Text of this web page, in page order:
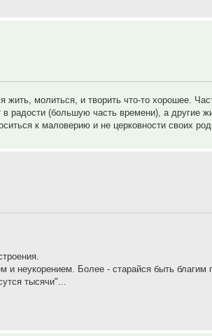
молиться, и творить что-то хорошее.
радости (большую часть времени), а другие
к маловерию и не церковности своих
и неукорением. Более - старайся быть
тысячи"...